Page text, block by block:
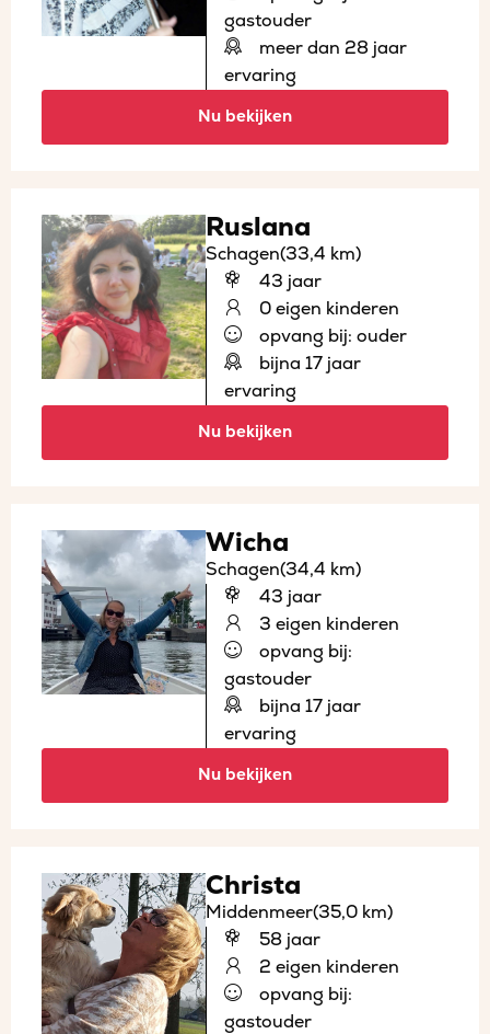
gastouder
meer dan 28 jaar
ervaring
Nu bekijken
Ruslana
Schagen(33,4 km)
43 jaar
0 eigen kinderen
opvang bij: ouder
bijna 17 jaar
ervaring
Nu bekijken
Wicha
Schagen(34,4 km)
43 jaar
3 eigen kinderen
opvang bij:
gastouder
bijna 17 jaar
ervaring
Nu bekijken
Christa
Middenmeer(35,0 km)
58 jaar
2 eigen kinderen
opvang bij:
gastouder